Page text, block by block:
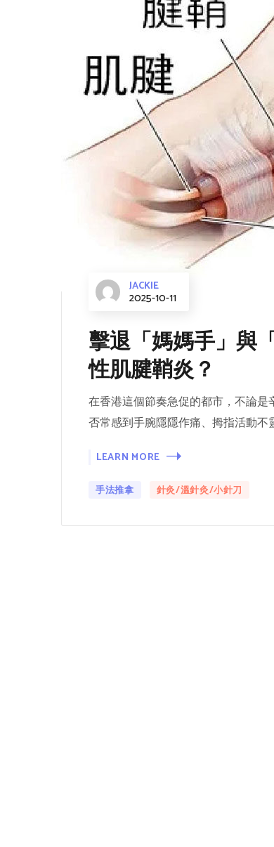
JACKIE
2025-10-11
擊退「媽媽手」與
性肌腱鞘炎？
在香港這個節奏急促的都市，不論
否常感到手腕隱隱作痛、拇指活動不
LEARN MORE
手法推拿 針灸/溫針灸/小針刀